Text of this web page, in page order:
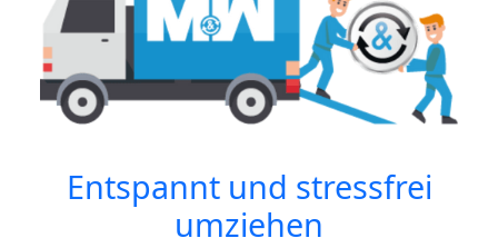
Entspannt und stressfrei
umziehen